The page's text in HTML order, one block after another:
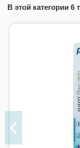
В этой категории 6